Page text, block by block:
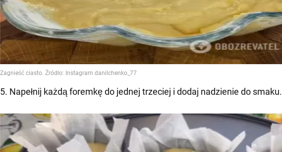
5. Napełnij każdą foremkę do jednej trzeciej i dodaj nadzienie do smaku.